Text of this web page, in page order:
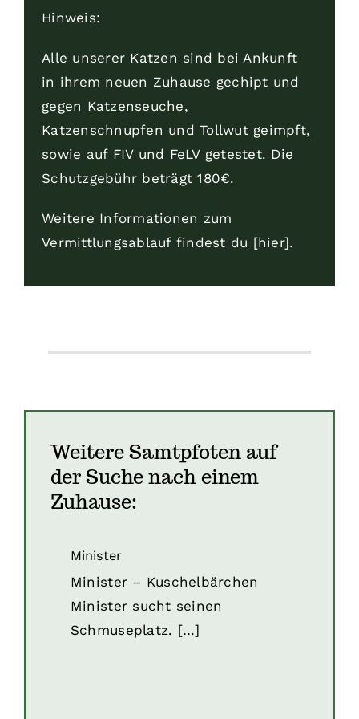
Hinweis:
Alle unserer Katzen sind bei Ankunft
in ihrem neuen Zuhause gechipt und
gegen Katzenseuche,
Katzenschnupfen und Tollwut geimpft,
sowie auf FIV und FeLV getestet. Die
Schutzgebühr beträgt 180€.
Weitere Informationen zum
Vermittlungsablauf findest du [hier].
Weitere Samtpfoten auf
der Suche nach einem
Zuhause:
Minister
Minister – Kuschelbärchen
Minister sucht seinen
Schmuseplatz. […]